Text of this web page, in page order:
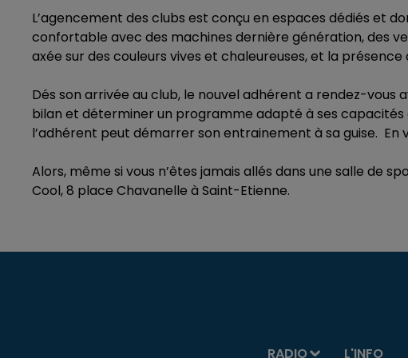
L’agencement des clubs est conçu en espaces dédiés et
confortable avec des machines dernière génération, des
axée sur des couleurs vives et chaleureuses, et la
Dés son arrivée au club, le nouvel adhérent a rendez-vous
bilan et déterminer un programme adapté à ses
l’adhérent peut démarrer son entrainement à sa guise. En
Alors, même si vous n’êtes jamais allés dans une salle de
Cool, 8 place Chavanelle à Saint-Etienne.
RADIO L'INFO